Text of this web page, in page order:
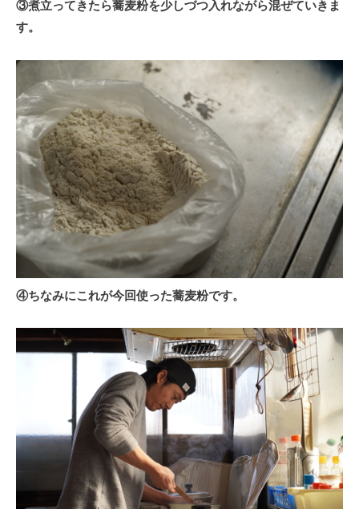
③煮立ってきたら蕎麦粉を少しづつ入れながら混ぜていきま
す。
④ちなみにこれが今回使った蕎麦粉です。